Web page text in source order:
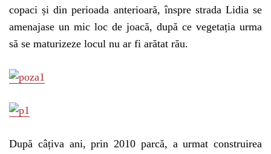
copaci și din perioada anterioară, înspre strada Lidia se
amenajase un mic loc de joacă, după ce vegetația urma
să se maturizeze locul nu ar fi arătat rău.
După câțiva ani, prin 2010 parcă, a urmat construirea